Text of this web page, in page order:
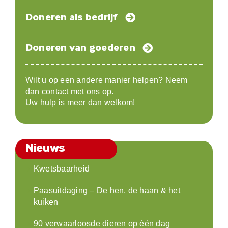
Doneren als bedrijf
Doneren van goederen
Wilt u op een andere manier helpen? Neem
dan contact met ons op.
Uw hulp is meer dan welkom!
Nieuws
Kwetsbaarheid
Paasuitdaging – De hen, de haan & het
kuiken
90 verwaarloosde dieren op één dag